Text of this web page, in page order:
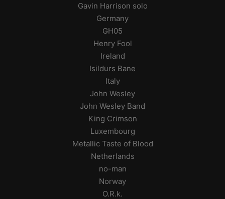
Gavin Harrison solo
Germany
GH05
Henry Fool
Ireland
Isildurs Bane
Italy
John Wesley
John Wesley Band
King Crimson
Luxembourg
Metallic Taste of Blood
Netherlands
no-man
Norway
O.R.k.